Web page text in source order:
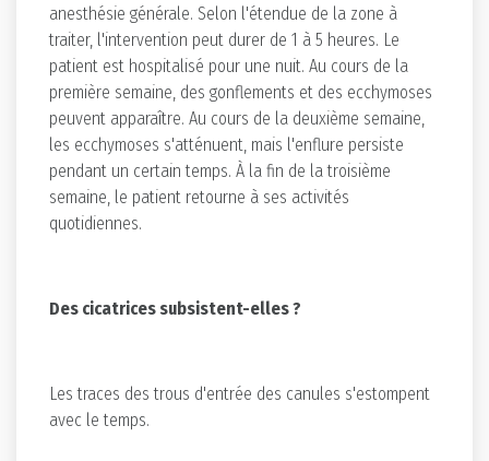
anesthésie générale. Selon l'étendue de la zone à
traiter, l'intervention peut durer de 1 à 5 heures. Le
patient est hospitalisé pour une nuit. Au cours de la
première semaine, des gonflements et des ecchymoses
peuvent apparaître. Au cours de la deuxième semaine,
les ecchymoses s'atténuent, mais l'enflure persiste
pendant un certain temps. À la fin de la troisième
semaine, le patient retourne à ses activités
quotidiennes.
Des cicatrices subsistent-elles ?
Les traces des trous d'entrée des canules s'estompent
avec le temps.